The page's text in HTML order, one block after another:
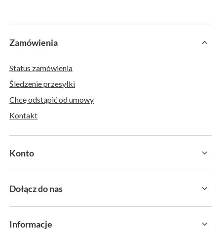
Zamówienia
Status zamówienia
Śledzenie przesyłki
Chcę odstąpić od umowy
Kontakt
Konto
Dołącz do nas
Informacje